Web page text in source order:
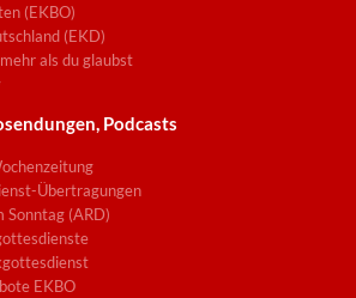
(EKBO)
(EKD)
als du glaubst
Podcasts
Übertragungen
Sonntag (ARD)
EKBO